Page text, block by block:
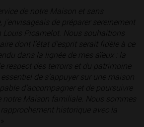
de notre Maison et sans
j’envisageais de préparer sereinement
Louis Picamelot. Nous souhaitions
dont l’état d’esprit serait fidèle à ce
dans la lignée de mes aïeux : la
respect des terroirs et du patrimoine
de s’appuyer sur une maison
d’accompagner et de poursuivre
notre Maison familiale. Nous sommes
historique avec la